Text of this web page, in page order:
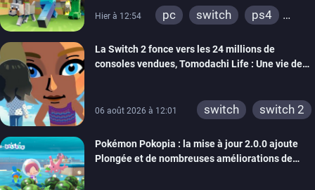
Hier à 12:54 pc switch
ps4
wiiu
3ds
ps3
xbox 360
switch 2
La Switch 2 fonce vers les 24 millions de
consoles vendues, Tomodachi Life : Une vie de
06 août 2026 à 12:01 switch switch 2
Pokémon Pokopia : la mise à jour 2.0.0 ajoute
Plongée et de nombreuses améliorations de